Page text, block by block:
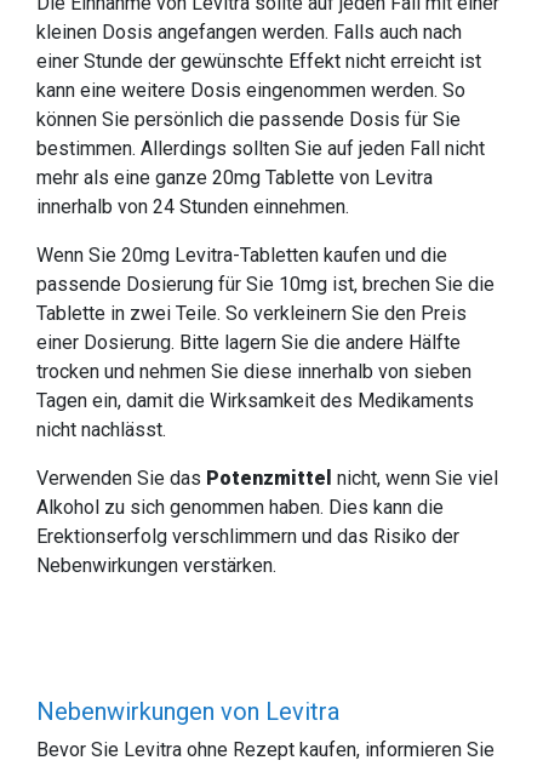
kleinen Dosis angefangen werden. Falls auch nach
einer Stunde der gewünschte Effekt nicht erreicht ist
kann eine weitere Dosis eingenommen werden. So
können Sie persönlich die passende Dosis für Sie
bestimmen. Allerdings sollten Sie auf jeden Fall nicht
mehr als eine ganze 20mg Tablette von Levitra
innerhalb von 24 Stunden einnehmen.
Wenn Sie 20mg Levitra-Tabletten kaufen und die
passende Dosierung für Sie 10mg ist, brechen Sie die
Tablette in zwei Teile. So verkleinern Sie den Preis
einer Dosierung. Bitte lagern Sie die andere Hälfte
trocken und nehmen Sie diese innerhalb von sieben
Tagen ein, damit die Wirksamkeit des Medikaments
nicht nachlässt.
Verwenden Sie das Potenzmittel nicht, wenn Sie viel
Alkohol zu sich genommen haben. Dies kann die
Erektionserfolg verschlimmern und das Risiko der
Nebenwirkungen verstärken.
Nebenwirkungen von Levitra
Bevor Sie Levitra ohne Rezept kaufen, informieren Sie